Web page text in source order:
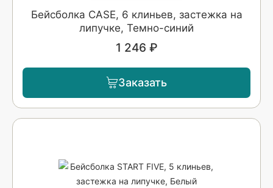
Бейсболка CASE, 6 клиньев, застежка на
липучке, Темно-синий
1 246 ₽
Заказать